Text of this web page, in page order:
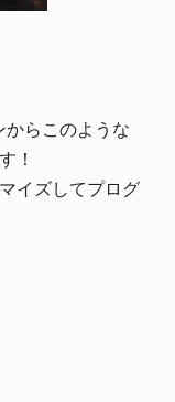
からこのような
！
イズしてプログ